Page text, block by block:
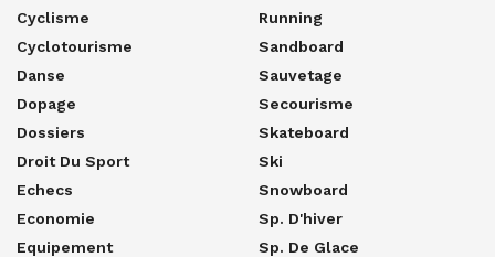
Cyclisme
Cyclotourisme
Danse
Dopage
Dossiers
Droit Du Sport
Echecs
Economie
Equipement
Running
Sandboard
Sauvetage
Secourisme
Skateboard
Ski
Snowboard
Sp. D'hiver
Sp. De Glace